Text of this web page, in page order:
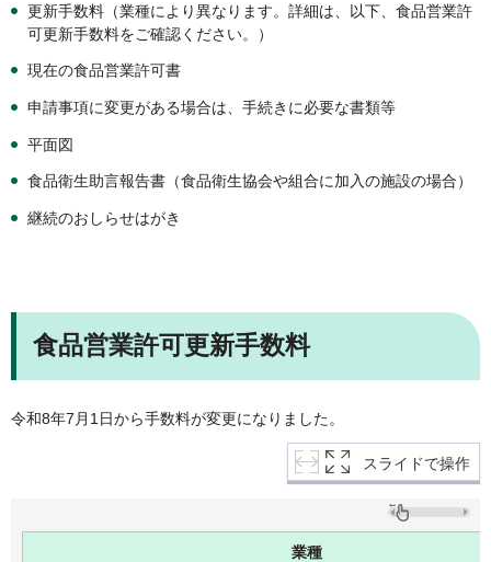
更新手数料（業種により異なります。詳細は、以下、食品営業許
可更新手数料をご確認ください。）
現在の食品営業許可書
申請事項に変更がある場合は、手続きに必要な書類等
平面図
食品衛生助言報告書（食品衛生協会や組合に加入の施設の場合）
継続のおしらせはがき
食品営業許可更新手数料
令和8年7月1日から手数料が変更になりました。
スライドで操作
業種